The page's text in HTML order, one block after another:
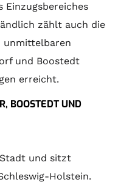
Einzugsbereiches
zählt auch die
unmittelbaren
und Boostedt
erreicht.
BOOSTEDT UND
und sitzt
Holstein.